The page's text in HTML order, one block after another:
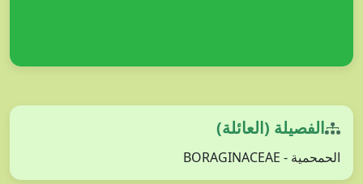
الفصيلة (العائلة)
الحمحمية - BORAGINACEAE